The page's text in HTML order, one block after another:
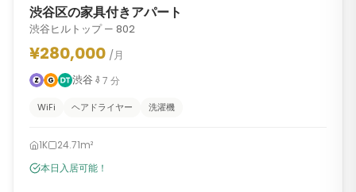
渋谷区の家具付きアパート
渋谷ヒルトップ — 802
¥280,000 /月
渋谷
7 分
WiFi ヘアドライヤー 洗濯機
1K
24.71m²
本日入居可能！